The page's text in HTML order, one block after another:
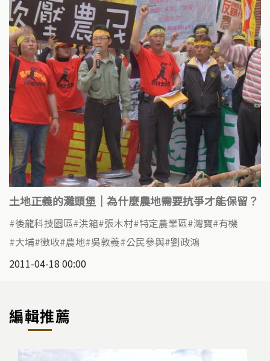
土地正義的灘頭堡｜為什麼農地需要抗爭才能保留？
後龍科技園區 洪箱 張木村 特定農業區 灣寶 有機
大埔 徵收 農地 吳敦義 公民參與 劉政鴻
2011-04-18 00:00
編輯推薦